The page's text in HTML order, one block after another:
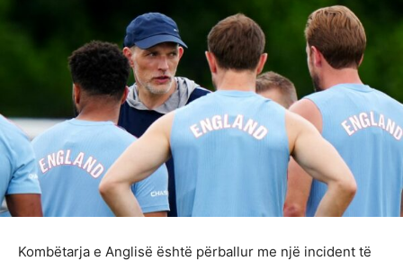
Kombëtarja e Anglisë është përballur me një incident të